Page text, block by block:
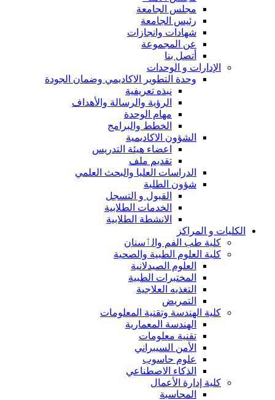
مجلس الجامعة
رئيس الجامعة
شهادات وانجازات
عن المجموعة
أتصل بنا
الإدارات و الوحدات
وحدة التطوير الاكاديمي وضمان الجودة
نبذه تعريفية
الرؤية والرسالة والأهداف
مهام الوحدة
الخطط والبرامج
الشؤون الاكاديمية
اعضاء هيئة التدريس
تقديم ملف
الدراسات العليا والبحث العلمي
شؤون الطلبة
القبول و التسجل
الخدمات الطلابية
الانشطة الطلابية
الكليات و المراكز
كلية طب الفم والٲسنان
كلية العلوم الطبية والصحية
العلوم الصيدلانية
المختبرات الطبية
التغذيه العلاجية
التمريض
كلية الهندسة وتقنية المعلومات
الهندسة المعمارية
تقنية معلومات
الأمن السيبراني
علوم حاسوب
الذكاء الاصطناعي
كلية إدارة الأعمال
المحاسبة